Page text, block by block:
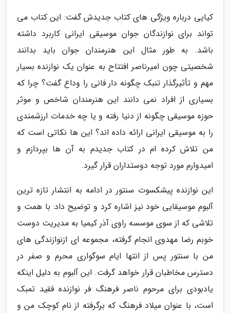
کیایی درباره ویژگی های کتاب جدیدش گفت: این کتاب می
تواند برای نوازندگان جوان موسیقی ایرانی کاربرد داشته
باشد. به طور مثال این هنرمندان جوان باید بدانند
شخصیتی چون امیرناصر افتتاح به عنوان یک نوازنده بسیار
مهم و تأثیرگذار تنبک چگونه دار فانی را وداع گفت؟ چرا که
بسیاری از افراد نمی دانند این هنرمندان شاخص و موثر
حوزه موسیقی چگونه از دنیا رفته و یا چه خدمات ارزشمندی
را به موسیقی ایرانی ارائه داده اند؟ این ها نکاتی است که
من تلاش کرده ام در کتاب جدیدم به آن ها بپردازم و
امیدوارم مورد توجه دوستداران قرار گیرد.
این نوازنده پیشکسوت سنتور در ادامه به انتشار تازه ترین
آلبوم موسیقایی خود نیز اشاره کرد و توضیح داد: با همت و
تلاشی که از سوی موسسه راوی آذر کیمیا به مدیریت دوست
خوبم رضا مهدوی انجام گرفته، مجموعه ای ازنوازندگی های
من با سنتور پس از انتها ایام سوگواری محرم و صفر در
دسترس مخاطبان قرار خواهد گرفت. این آلبوم به دلیل اینکه
یادبودی برای مرحوم ناصر فرهنگ فر نوازنده فقید تمبک
است، با عنوان میلاد فرهنگ که برگرفته از نام کوچک من و